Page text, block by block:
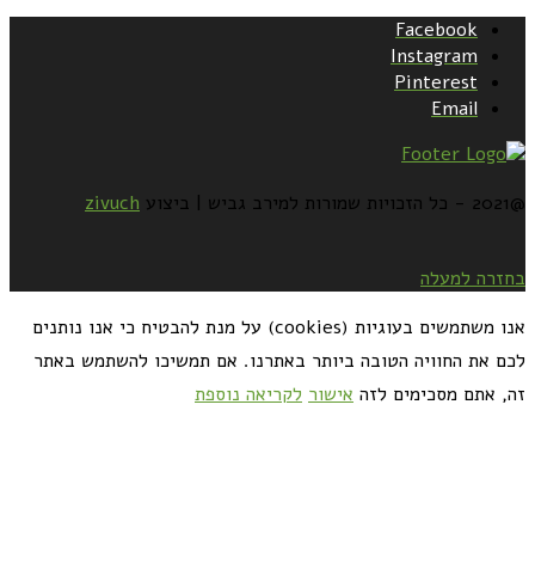
Facebook
Instagram
Pinterest
Email
@2021 - כל הזכויות שמורות למירב גביש | ביצוע zivuch
בחזרה למעלה
אנו משתמשים בעוגיות (cookies) על מנת להבטיח כי אנו נותנים
לכם את החוויה הטובה ביותר באתרנו. אם תמשיכו להשתמש באתר
זה, אתם מסכימים לזה אישור לקריאה נוספת